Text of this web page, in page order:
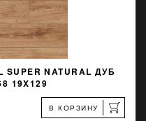
NATURAL ДУБ
19X129
В КОРЗИНУ